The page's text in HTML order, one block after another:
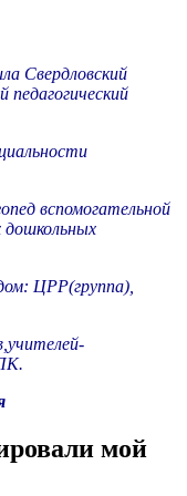
Свердловский
вспомогательной
дошкольных
ЦРР(группа),
мой